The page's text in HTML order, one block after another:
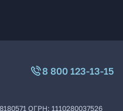
8 800 123-13-15
ОГРН: 1110280037526